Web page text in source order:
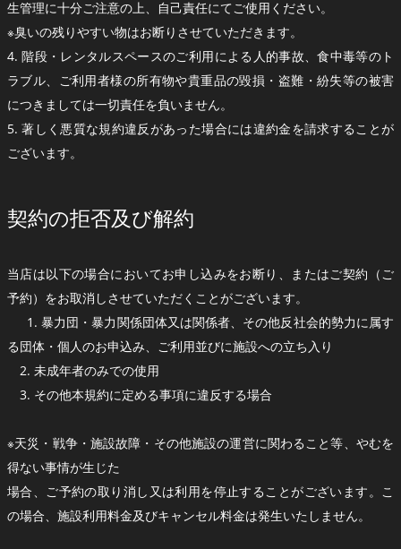
生管理に十分ご注意の上、自己責任にてご使用ください。
※臭いの残りやすい物はお断りさせていただきます。
4. 階段・レンタルスペースのご利用による人的事故、食中毒等のト
ラブル、ご利用者様の所有物や貴重品の毀損・盗難・紛失等の被害
につきましては一切責任を負いません。
5. 著しく悪質な規約違反があった場合には違約金を請求することが
ございます。
契約の拒否及び解約
当店は以下の場合においてお申し込みをお断り、またはご契約（ご
予約）をお取消しさせていただくことがございます。
1. 暴力団・暴力関係団体又は関係者、その他反社会的勢力に属す
る団体・個人のお申込み、ご利用並びに施設への立ち入り
2. 未成年者のみでの使用
3. その他本規約に定める事項に違反する場合
※天災・戦争・施設故障・その他施設の運営に関わること等、やむを
得ない事情が生じた
場合、ご予約の取り消し又は利用を停止することがございます。こ
の場合、施設利用料金及びキャンセル料金は発生いたしません。